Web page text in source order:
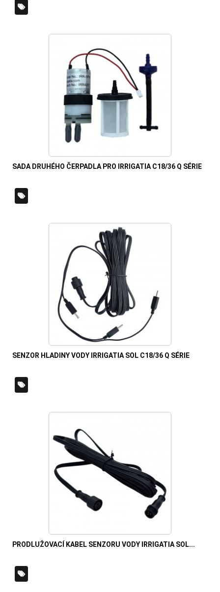
SADA DRUHÉHO ČERPADLA PRO IRRIGATIA C18/36 Q SÉRIE
SENZOR HLADINY VODY IRRIGATIA SOL C18/36 Q SÉRIE
PRODLUŽOVACÍ KABEL SENZORU VODY IRRIGATIA SOL...